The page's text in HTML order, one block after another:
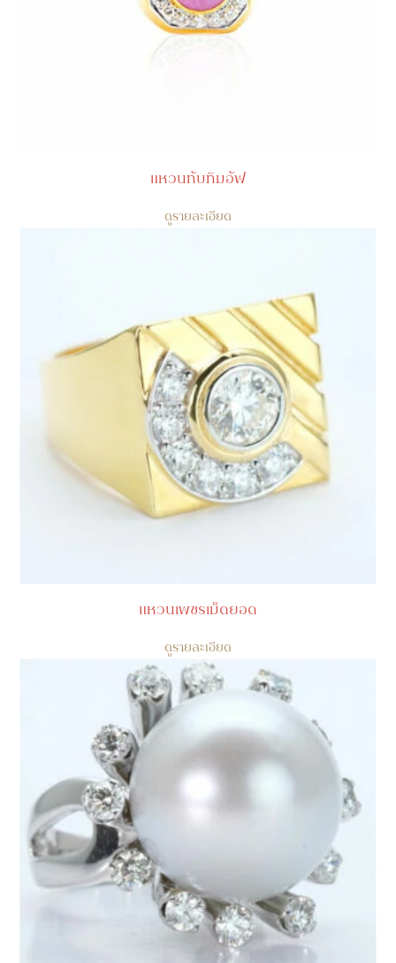
แหวนทับทิมอัฟ
ดูรายละเอียด
แหวนเพชรเม็ดยอด
ดูรายละเอียด